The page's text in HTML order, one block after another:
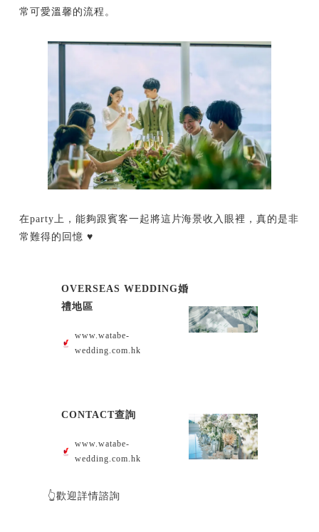
常可愛溫馨的流程。
在party上，能夠跟賓客一起將這片海景收入眼裡，真的是非
常難得的回憶 ♥
OVERSEAS WEDDING婚
禮地區
www.watabe-
wedding.com.hk
CONTACT查詢
www.watabe-
wedding.com.hk
👆歡迎詳情諮詢